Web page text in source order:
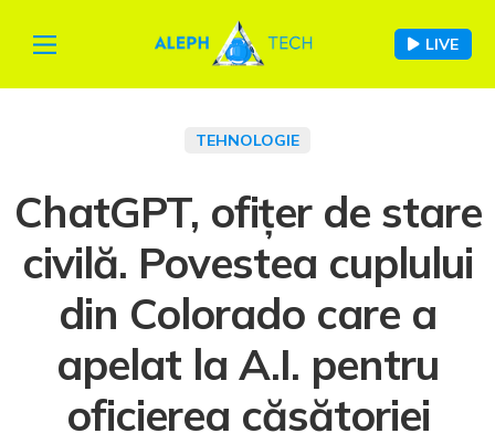
LIVE
TEHNOLOGIE
ChatGPT, ofițer de stare
civilă. Povestea cuplului
din Colorado care a
apelat la A.I. pentru
oficierea căsătoriei